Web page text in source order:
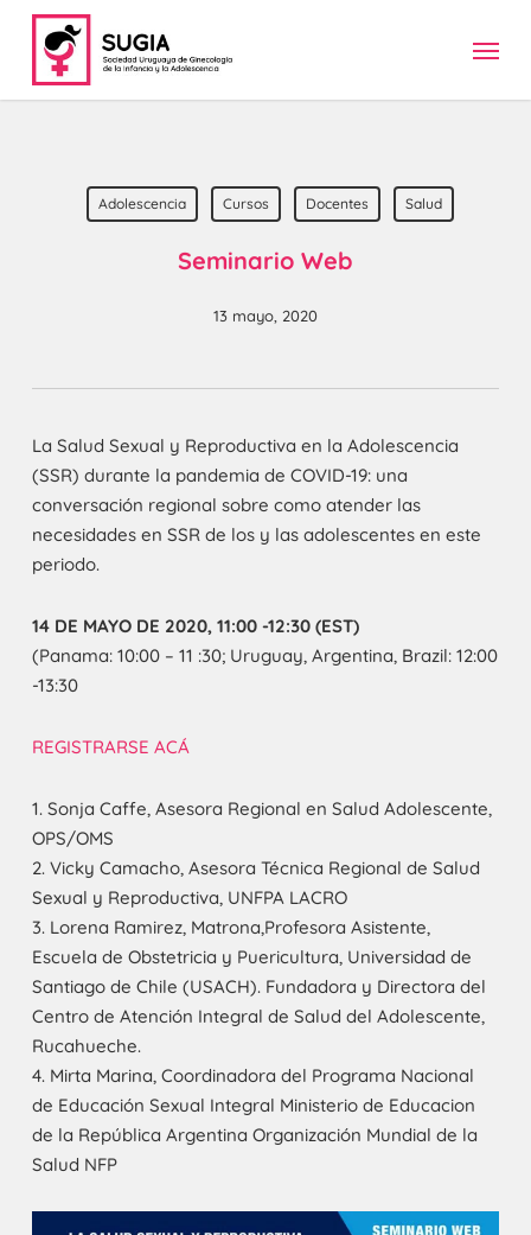
Skip
content
Menu
Adolescencia Cursos Docentes Salud
Seminario Web
13 mayo, 2020
La Salud Sexual y Reproductiva en la Adolescencia
(SSR) durante la pandemia de COVID-19: una
conversación regional sobre como atender las
necesidades en SSR de los y las adolescentes en este
periodo.
14 DE MAYO DE 2020, 11:00 -12:30 (EST)
(Panama: 10:00 – 11 :30; Uruguay, Argentina, Brazil: 12:00
-13:30
REGISTRARSE ACÁ
1. Sonja Caffe, Asesora Regional en Salud Adolescente,
OPS/OMS
2. Vicky Camacho, Asesora Técnica Regional de Salud
Sexual y Reproductiva, UNFPA LACRO
3. Lorena Ramirez, Matrona,Profesora Asistente,
Escuela de Obstetricia y Puericultura, Universidad de
Santiago de Chile (USACH). Fundadora y Directora del
Centro de Atención Integral de Salud del Adolescente,
Rucahueche.
4. Mirta Marina, Coordinadora del Programa Nacional
de Educación Sexual Integral Ministerio de Educacion
de la República Argentina Organización Mundial de la
Salud NFP